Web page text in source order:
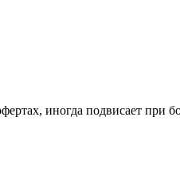
иногда подвисает при